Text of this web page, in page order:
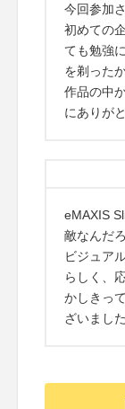
今回参加
初めての
ても勉強
を剃った
作品の中
にありが
eMAXIS
敵なんだ
ビジュア
らしく、
かしきっ
ざいました